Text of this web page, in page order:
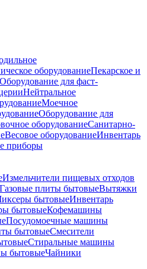
оборудованиеПекарское и
Оборудование для фаст-
Нейтральное
Моечное
Оборудование для
оборудованиеСанитарно-
Весовое оборудованиеИнвентарь
приборы
Измельчители пищевых отходов
Газовые плиты бытовыеВытяжки
бытовыеИнвентарь
бытовыеКофемашины
Посудомоечные машины
бытовыеСмесители
Стиральные машины
бытовыеЧайники